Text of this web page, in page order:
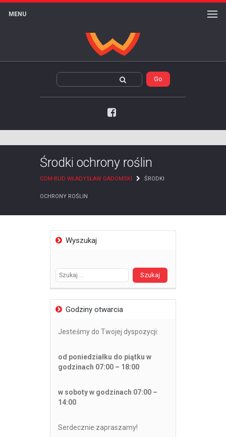
MENU
Środki ochrony roślin
COM-BUD WŁADYSŁAW GADOMSKI ŚRODKI
OCHRONY ROŚLIN
Wyszukaj
Godziny otwarcia
Jesteśmy do Twojej dyspozycji:
od poniedziałku do piątku w
godzinach 07:00 – 18:00
w soboty w godzinach 07:00 –
14:00
Serdecznie zapraszamy!